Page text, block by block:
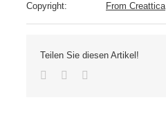
Copyright: From Creattica
Teilen Sie diesen Artikel!
Facebook
Twitter